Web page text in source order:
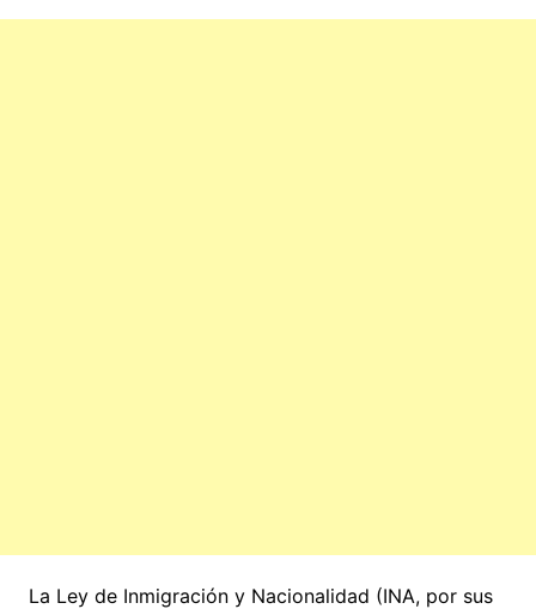
La Ley de Inmigración y Nacionalidad (INA, por sus